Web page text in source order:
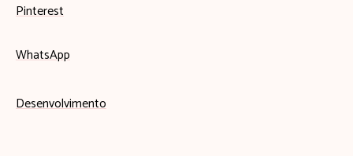
Pinterest
WhatsApp
Desenvolvimento